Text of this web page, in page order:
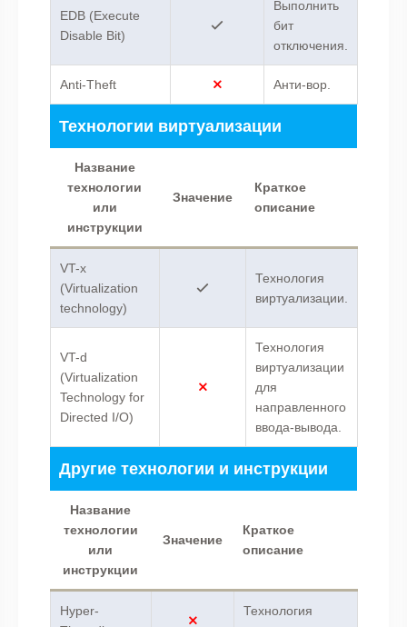
EDB (Execute
Disable Bit)
Выполнить
бит
отключения.
Anti-Theft Анти-вор.
Технологии виртуализации
Название
технологии
или
инструкции
Значение
Краткое
описание
VT-x
(Virtualization
technology)
Технология
виртуализации.
VT-d
(Virtualization
Technology for
Directed I/O)
Технология
виртуализации
для
направленного
ввода-вывода.
Другие технологии и инструкции
Название
технологии
или
инструкции
Значение
Краткое
описание
Hyper-
Технология